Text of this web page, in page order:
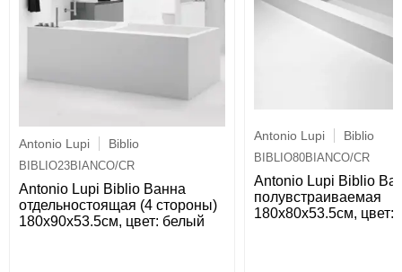
Antonio Lupi Biblio
BIBLIO23BIANCO/CR
Antonio Lupi Biblio Ванна
отдельностоящая (4 стороны)
180х90х53.5см, цвет: белый
Antonio Lupi Biblio
BIBLIO80BIANCO/CR
Antonio Lupi Biblio
полувстраиваемая
180х80х53.5см, цвет: